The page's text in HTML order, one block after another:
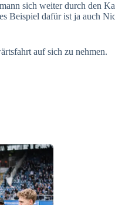
sich weiter durch den
Beispiel dafür ist ja auch
auf sich zu nehmen.